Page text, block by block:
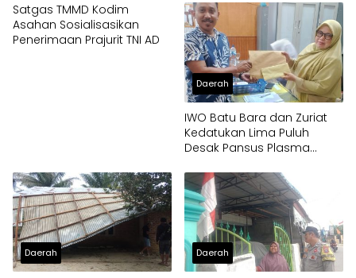
Satgas TMMD Kodim
Asahan Sosialisasikan
Penerimaan Prajurit TNI AD
Daerah
IWO Batu Bara dan Zuriat
Kedatukan Lima Puluh
Desak Pansus Plasma
Dugaan Penyimpangan
Penerima CPCL
Daerah Daerah